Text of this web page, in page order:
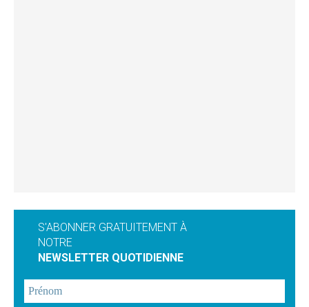
S'ABONNER GRATUITEMENT À
NOTRE
NEWSLETTER QUOTIDIENNE